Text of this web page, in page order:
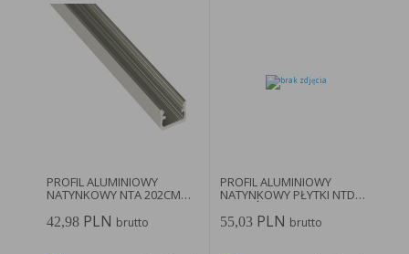
PROFIL ALUMINIOWY
NATYNKOWY NTA 202CM
42,98 PLN brutto
PROFIL ALUMINIOWY
NATYNKOWY PŁYTKI NTD
DO TAŚM...
55,03 PLN brutto